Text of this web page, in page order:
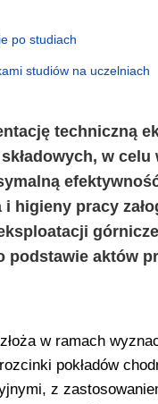
po studiach
studiów na uczelniach
techniczną
w
higieny pracy
aktów
w ramach
pokładów
z